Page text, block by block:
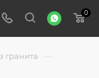
0
гранита —